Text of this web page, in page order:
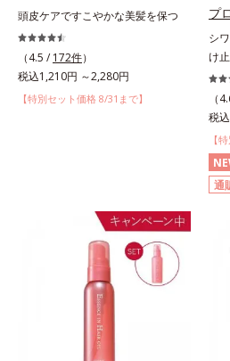
頭皮ケアですこやかな美髪を保つ
（4.5 / 172件）
税込1,210円 ～2,280円
【特別セット価格 8/31まで】
プ
シ
け
（
税
【
通